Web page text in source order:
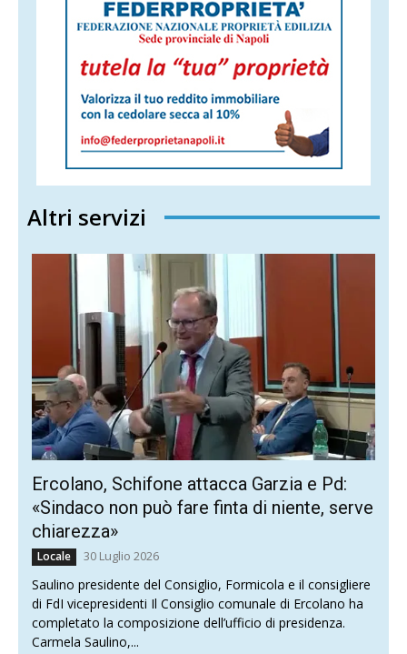
Altri servizi
Ercolano, Schifone attacca Garzia e Pd:
«Sindaco non può fare finta di niente, serve
chiarezza»
Locale 30 Luglio 2026
Saulino presidente del Consiglio, Formicola e il consigliere
di FdI vicepresidenti Il Consiglio comunale di Ercolano ha
completato la composizione dell’ufficio di presidenza.
Carmela Saulino,...